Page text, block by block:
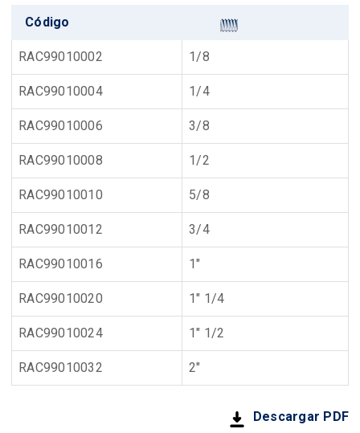
Código
RAC99010002 1/8
RAC99010004 1/4
RAC99010006 3/8
RAC99010008 1/2
RAC99010010 5/8
RAC99010012 3/4
RAC99010016 1"
RAC99010020 1" 1/4
RAC99010024 1" 1/2
RAC99010032 2"
Descargar PDF